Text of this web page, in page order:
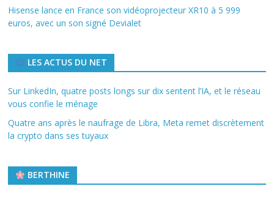
Hisense lance en France son vidéoprojecteur XR10 à 5 999
euros, avec un son signé Devialet
LES ACTUS DU NET
Sur LinkedIn, quatre posts longs sur dix sentent l’IA, et le réseau
vous confie le ménage
Quatre ans après le naufrage de Libra, Meta remet discrètement
la crypto dans ses tuyaux
BERTHINE